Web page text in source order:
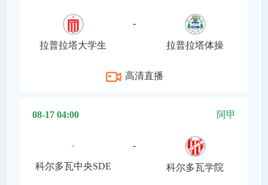
拉普拉塔大学生
-
拉普拉塔体操
高清直播
08-17 04:00 阿甲
科尔多瓦中央SDE
-
科尔多瓦学院